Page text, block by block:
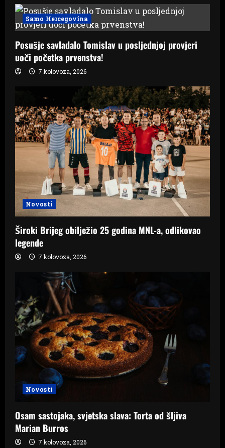
Samo Hercegovina
Posušje savladalo Tomislav u posljednjoj provjeri
uoči početka prvenstva!
7 kolovoza, 2026
Novosti
Široki Brijeg obilježio 25 godina MNL-a, odlikovao
legende
7 kolovoza, 2026
Novosti
Osam sastojaka, svjetska slava: Torta od šljiva
Marian Burros
7 kolovoza, 2026